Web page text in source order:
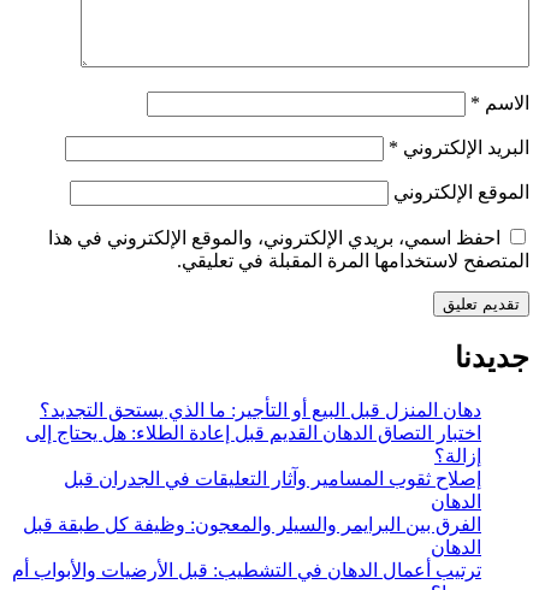
الاسم *
البريد الإلكتروني *
الموقع الإلكتروني
احفظ اسمي، بريدي الإلكتروني، والموقع الإلكتروني في هذا
المتصفح لاستخدامها المرة المقبلة في تعليقي.
جديدنا
دهان المنزل قبل البيع أو التأجير: ما الذي يستحق التجديد؟
اختبار التصاق الدهان القديم قبل إعادة الطلاء: هل يحتاج إلى
إزالة؟
إصلاح ثقوب المسامير وآثار التعليقات في الجدران قبل
الدهان
الفرق بين البرايمر والسيلر والمعجون: وظيفة كل طبقة قبل
الدهان
ترتيب أعمال الدهان في التشطيب: قبل الأرضيات والأبواب أم